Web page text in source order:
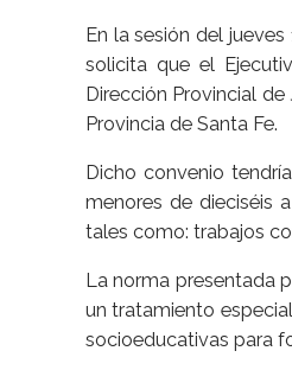
En la sesión del
solicita que el
Dirección Provincial
Provincia de Santa Fe.
Dicho convenio
menores de dieciséis
tales como: trabajos
La norma presentada
un tratamiento
socioeducativas para